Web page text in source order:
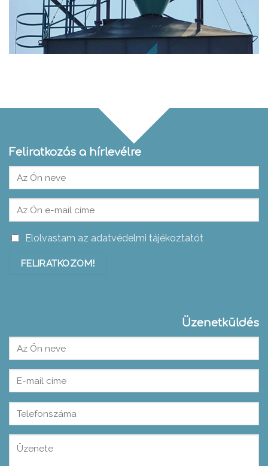
Feliratkozás a hírlevélre
Elolvastam az adatvédelmi tájékoztatót
Üzenetküldés